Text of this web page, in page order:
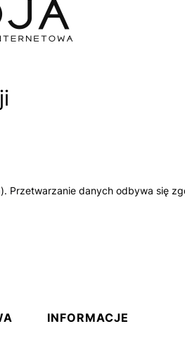
Przetwarzanie danych odbywa się
INFORMACJE